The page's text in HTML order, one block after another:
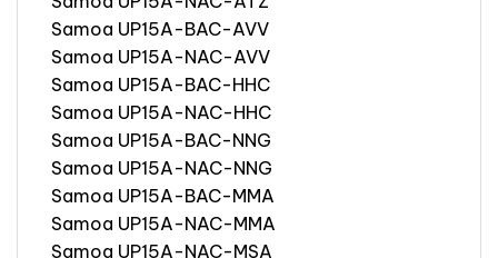
Samoa UP15A-BAC-AVV
Samoa UP15A-NAC-AVV
Samoa UP15A-BAC-HHC
Samoa UP15A-NAC-HHC
Samoa UP15A-BAC-NNG
Samoa UP15A-NAC-NNG
Samoa UP15A-BAC-MMA
Samoa UP15A-NAC-MMA
Samoa UP15A-NAC-MSA